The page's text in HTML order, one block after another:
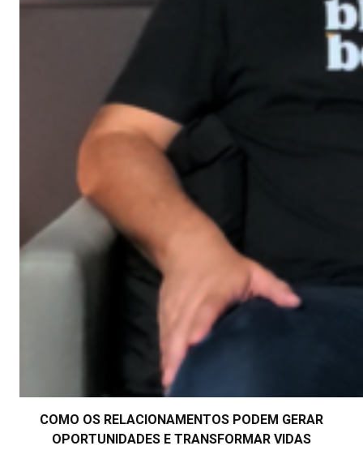
COMO OS RELACIONAMENTOS PODEM GERAR
OPORTUNIDADES E TRANSFORMAR VIDAS